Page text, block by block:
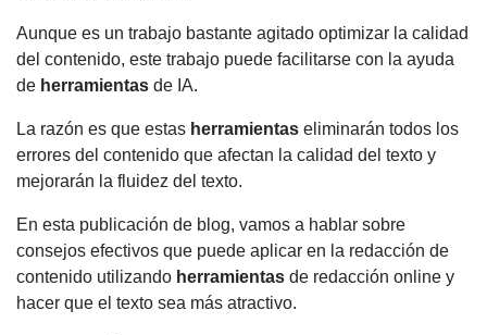
Aunque es un trabajo bastante agitado optimizar la calidad
del contenido, este trabajo puede facilitarse con la ayuda
de herramientas de IA.
La razón es que estas herramientas eliminarán todos los
errores del contenido que afectan la calidad del texto y
mejorarán la fluidez del texto.
En esta publicación de blog, vamos a hablar sobre
consejos efectivos que puede aplicar en la redacción de
contenido utilizando herramientas de redacción online y
hacer que el texto sea más atractivo.